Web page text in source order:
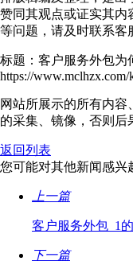
赞同其观点或证实其内
等问题，请及时联系客
标题：客户服务外包
https://www.mclhzx.com/
网站所展示的所有内
的采集、镜像，否则后
返回列表
您可能对其他新闻感兴
上一篇
客户服务外包_1
下一篇